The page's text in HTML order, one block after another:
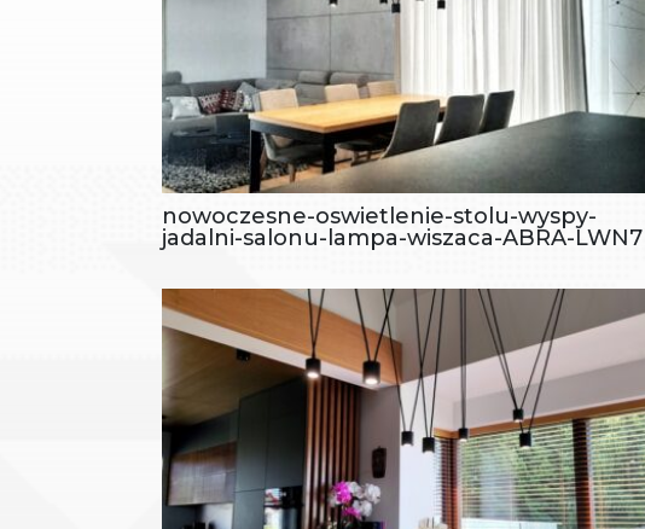
nowoczesne-oswietlenie-stolu-wyspy-
jadalni-salonu-lampa-wiszaca-ABRA-LWN7